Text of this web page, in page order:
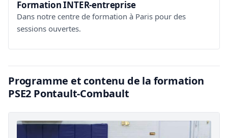
Formation INTER-entreprise
Dans notre centre de formation à Paris pour des
sessions ouvertes.
Programme et contenu de la formation
PSE2 Pontault-Combault